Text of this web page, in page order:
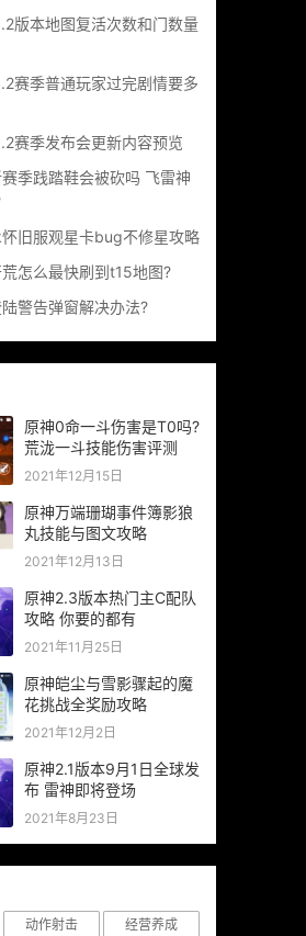
版本地图复活次数和门数量
赛季普通玩家过完剧情要多
赛季发布会更新内容预览
季践踏鞋会被砍吗 飞雷神
旧服观星卡bug不修星攻略
怎么最快刷到t15地图?
警告弹窗解决办法?
原神0命一斗伤害是T0吗?
荒泷一斗技能伤害评测
2021年12月15日
原神万端珊瑚事件簿影狼
丸技能与图文攻略
2021年12月13日
原神2.3版本热门主C配队
攻略 你要的都有
2021年11月25日
原神皑尘与雪影骤起的魔
花挑战全奖励攻略
2021年12月2日
原神2.1版本9月1日全球发
布 雷神即将登场
2021年8月23日
动作射击 经营养成